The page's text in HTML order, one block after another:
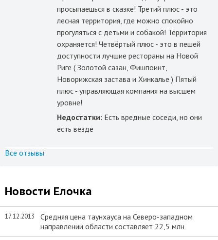
просыпаешься в сказке! Третий плюс - это
лесная территория, где можно спокойно
прогуляться с детьми и собакой! Территория
охраняется! Четвёртый плюс - это в пешей
доступности лучшие рестораны на Новой
Риге ( Золотой сазан, Фишпоинт,
Новорижская застава и Хинкалье ) Пятый
плюс - управляющая компания на высшем
уровне!
Недостатки: Есть вредные соседи, но они
есть везде
Все отзывы
Новости Елочка
17.12.2013
Средняя цена таунхауса на Северо-западном
направлении области составляет 22,5 млн